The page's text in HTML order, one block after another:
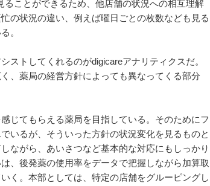
ことができるため、他店舗の状況への相互理解
の状況の違い、例えば曜日ごとの枚数なども見る
。
トしてくれるのがdigicareアナリティクスだ。
、薬局の経営方針によっても異なってくる部分
じてもらえる薬局を目指している。そのためにフ
いるが、そういった方針の状況変化を見るものと
ながら、あいさつなど基本的な対応にもしっかり
、後発薬の使用率をデータで把握しながら加算取
く。本部としては、特定の店舗をグルーピングし